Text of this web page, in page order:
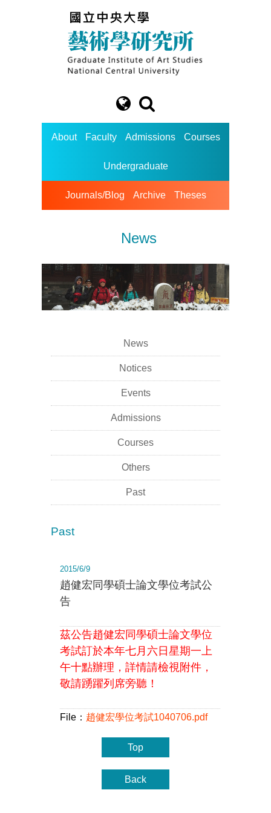
About Faculty Admissions Courses
Undergraduate
Journals/Blog Archive Theses
News
News
Notices
Events
Admissions
Courses
Others
Past
Past
2015/6/9
趙健宏同學碩士論文學位考試公
告
茲公告趙健宏同學碩士論文學位
考試訂於本年七月六日星期一上
午十點辦理，詳情請檢視附件，
敬請踴躍列席旁聽！
File： 趙健宏學位考試1040706.pdf
Top
Back